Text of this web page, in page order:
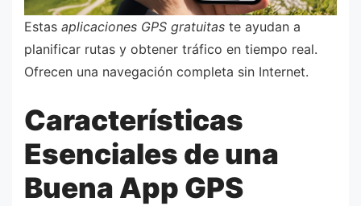
Estas aplicaciones GPS gratuitas te ayudan a
planificar rutas y obtener tráfico en tiempo real.
Ofrecen una navegación completa sin Internet.
Características
Esenciales de una
Buena App GPS